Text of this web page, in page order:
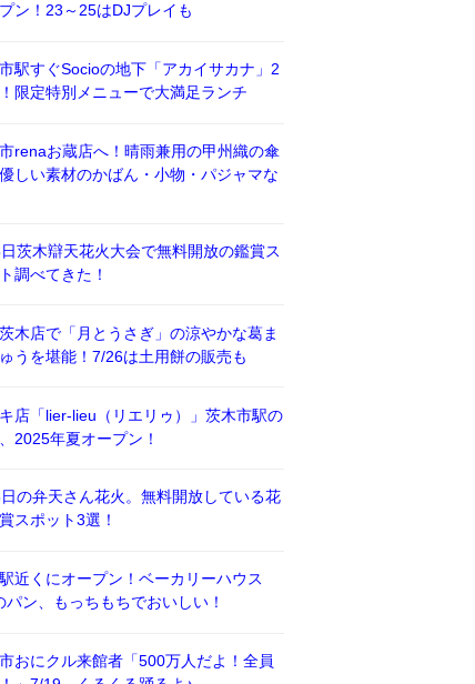
ン！23～25はDJプレイも
駅すぐSocioの地下「アカイサカナ」2
限定特別メニューで大満足ランチ
renaお蔵店へ！晴雨兼用の甲州織の傘
しい素材のかばん・小物・パジャマな
茨木辯天花火大会で無料開放の鑑賞ス
調べてきた！
木店で「月とうさぎ」の涼やかな葛ま
うを堪能！7/26は土用餅の販売も
店「lier-lieu（リエリゥ）」茨木市駅の
2025年夏オープン！
の弁天さん花火。無料開放している花
スポット3選！
近くにオープン！ベーカリーハウス
パン、もっちもちでおいしい！
おにクル来館者「500万人だよ！全員